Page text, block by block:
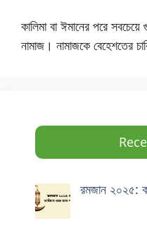
কালিমা বা ঈমানের পরে
নামাজ। নামাজকে বেহেশতের
রমজান ২০২৫: